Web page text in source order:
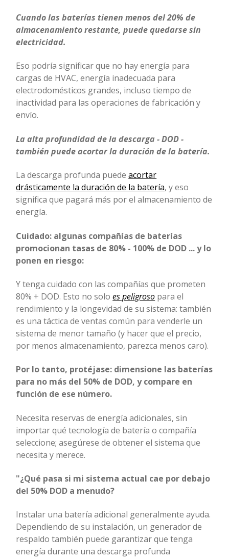
Cuando las baterías tienen menos del 20% de
almacenamiento restante, puede quedarse sin
electricidad.
Eso podría significar que no hay energía para
cargas de HVAC, energía inadecuada para
electrodomésticos grandes, incluso tiempo de
inactividad para las operaciones de fabricación y
envío.
La alta profundidad de la descarga - DOD -
también puede acortar la duración de la batería.
La descarga profunda puedeacortar
drásticamente la duración de la batería, y eso
significa que pagará más por el almacenamiento de
energía.
Cuidado: algunas compañías de baterías
promocionan tasas de 80% - 100% de DOD ... y lo
ponen en riesgo:
Y tenga cuidado con las compañías que prometen
80% + DOD. Esto no soloes peligroso para el
rendimiento y la longevidad de su sistema: también
es una táctica de ventas común para venderle un
sistema de menor tamaño (y hacer que el precio,
por menos almacenamiento, parezca menos caro).
Por lo tanto, protéjase: dimensione las baterías
para no más del 50% de DOD, y compare en
función de ese número.
Necesita reservas de energía adicionales, sin
importar qué tecnología de batería o compañía
seleccione; asegúrese de obtener el sistema que
necesita y merece.
"¿Qué pasa si mi sistema actual cae por debajo
del 50% DOD a menudo?
Instalar una batería adicional generalmente ayuda.
Dependiendo de su instalación, un generador de
respaldo también puede garantizar que tenga
energía durante una descarga profunda